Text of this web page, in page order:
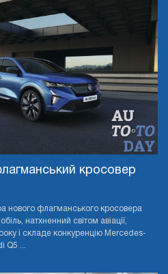
кросовер
нового флагманського кросовера
натхненний світом авіації,
і складе конкуренцію Mercedes-
Q5 ...